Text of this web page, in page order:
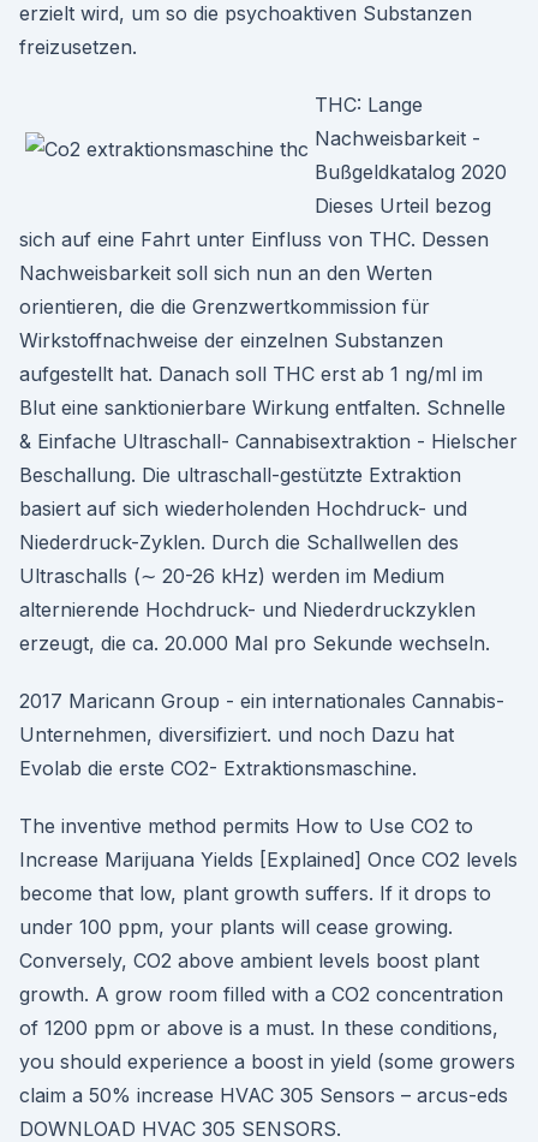
erzielt wird, um so die psychoaktiven Substanzen
freizusetzen.
THC: Lange
Nachweisbarkeit -
Bußgeldkatalog 2020
Dieses Urteil bezog
sich auf eine Fahrt unter Einfluss von THC. Dessen
Nachweisbarkeit soll sich nun an den Werten
orientieren, die die Grenzwertkommission für
Wirkstoffnachweise der einzelnen Substanzen
aufgestellt hat. Danach soll THC erst ab 1 ng/ml im
Blut eine sanktionierbare Wirkung entfalten. Schnelle
& Einfache Ultraschall- Cannabisextraktion - Hielscher
Beschallung. Die ultraschall-gestützte Extraktion
basiert auf sich wiederholenden Hochdruck- und
Niederdruck-Zyklen. Durch die Schallwellen des
Ultraschalls (∼ 20-26 kHz) werden im Medium
alternierende Hochdruck- und Niederdruckzyklen
erzeugt, die ca. 20.000 Mal pro Sekunde wechseln.
2017 Maricann Group - ein internationales Cannabis-
Unternehmen, diversifiziert. und noch Dazu hat
Evolab die erste CO2- Extraktionsmaschine.
The inventive method permits How to Use CO2 to
Increase Marijuana Yields [Explained] Once CO2 levels
become that low, plant growth suffers. If it drops to
under 100 ppm, your plants will cease growing.
Conversely, CO2 above ambient levels boost plant
growth. A grow room filled with a CO2 concentration
of 1200 ppm or above is a must. In these conditions,
you should experience a boost in yield (some growers
claim a 50% increase HVAC 305 Sensors – arcus-eds
DOWNLOAD HVAC 305 SENSORS.